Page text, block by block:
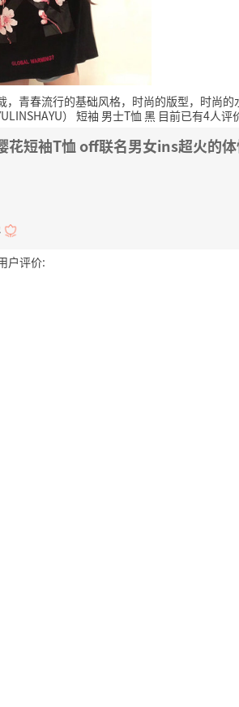
青春流行的基础风格，时尚的版型，时尚
） 短袖 男士T恤 黑 目前已有4人评
花短袖T恤 off联名男女ins超火的
户评价: